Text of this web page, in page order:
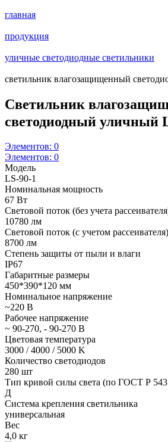
главная
продукция
уличные светодиодные светильники
cветильник влагозащищенный
Cветильник
светодиодный уличный
Элементов: 0
Элементов: 0
Модель
LS-90-1
Номинальная мощность
67 Вт
Световой поток (без учета
10780 лм
Световой поток (с учетом
8700 лм
Степень защиты от пыли и влаги
IP67
Габаритные размеры
450*390*120 мм
Номинальное напряжение
~220 В
Рабочее напряжение
~ 90-270, - 90-270 В
Цветовая температура
3000 / 4000 / 5000 K
Количество светодиодов
280 шт
Тип кривой силы света (по ГОСТ Р
Д
Система крепления светильника
универсальная
Вес
4,0 кг